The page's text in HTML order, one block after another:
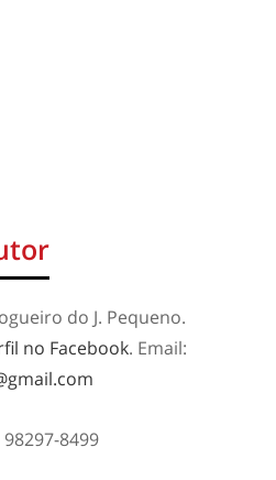
do J. Pequeno.
no Facebook. Email:
8499